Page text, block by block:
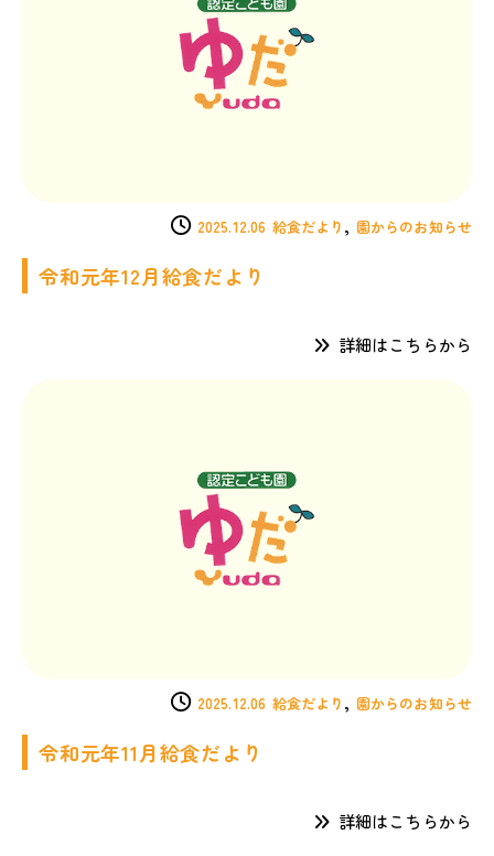
2025.12.06 給食だより , 園からのお知らせ
令和元年12月給食だより
詳細はこちらから
2025.12.06 給食だより , 園からのお知らせ
令和元年11月給食だより
詳細はこちらから